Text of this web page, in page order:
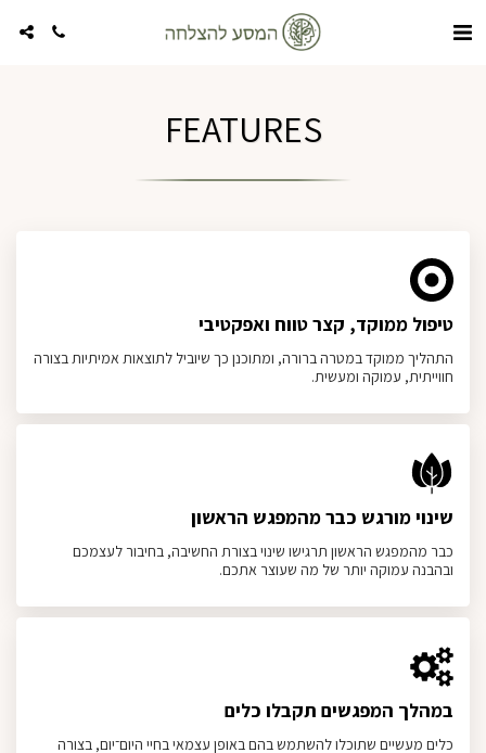
FEATURES
טיפול ממוקד, קצר טווח ואפקטיבי
התהליך ממוקד במטרה ברורה, ומתוכנן כך שיוביל לתוצאות אמיתיות בצורה
חווייתית, עמוקה ומעשית.
שינוי מורגש כבר מהמפגש הראשון
כבר מהמפגש הראשון תרגישו שינוי בצורת החשיבה, בחיבור לעצמכם
ובהבנה עמוקה יותר של מה שעוצר אתכם.
במהלך המפגשים תקבלו כלים
כלים מעשיים שתוכלו להשתמש בהם באופן עצמאי בחיי היום־יום, בצורה